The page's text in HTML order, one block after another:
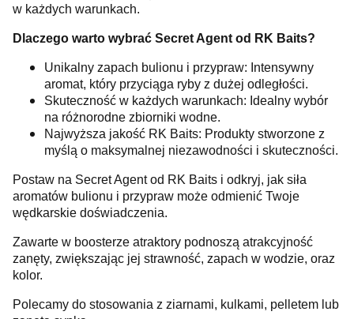
w każdych warunkach.
Dlaczego warto wybrać Secret Agent od RK Baits?
Unikalny zapach bulionu i przypraw: Intensywny
aromat, który przyciąga ryby z dużej odległości.
Skuteczność w każdych warunkach: Idealny wybór
na różnorodne zbiorniki wodne.
Najwyższa jakość RK Baits: Produkty stworzone z
myślą o maksymalnej niezawodności i skuteczności.
Postaw na Secret Agent od RK Baits i odkryj, jak siła
aromatów bulionu i przypraw może odmienić Twoje
wędkarskie doświadczenia.
Zawarte w boosterze atraktory podnoszą atrakcyjność
zanęty, zwiększając jej strawność, zapach w wodzie, oraz
kolor.
Polecamy do stosowania z ziarnami, kulkami, pelletem lub